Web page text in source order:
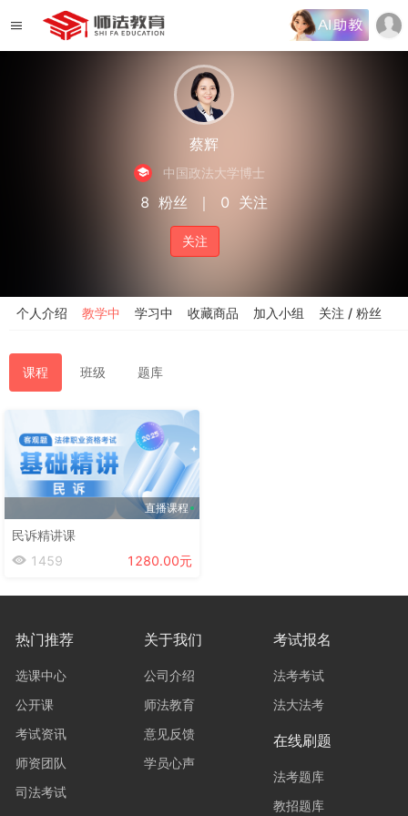
蔡辉
中国政法大学博士
8 粉丝 ｜ 0 关注
关注
个人介绍 教学中 学习中 收藏商品 加入小组 关注 / 粉丝
课程 班级 题库
直播课程
民诉精讲课
1459
1280.00元
热门推荐
选课中心
公开课
考试资讯
师资团队
司法考试
关于我们
公司介绍
师法教育
意见反馈
学员心声
考试报名
法考考试
法大法考
在线刷题
法考题库
教招题库